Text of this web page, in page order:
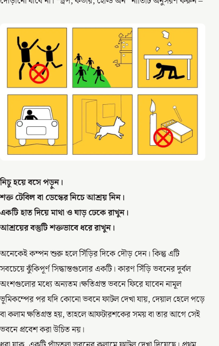
নিচু হয়ে বসে পড়ুন।
শক্ত টেবিল বা ডেস্কের নিচে আশ্রয় নিন।
একটি হাত দিয়ে মাথা ও ঘাড় ঢেকে রাখুন।
আশ্রয়ের বস্তুটি শক্তভাবে ধরে রাখুন।
অনেকেই কম্পন শুরু হলে সিঁড়ির দিকে দৌড় দেন। কিন্তু এটি
সবচেয়ে ঝুঁকিপূর্ণ সিদ্ধান্তগুলোর একটি। কারণ সিঁড়ি ভবনের দুর্বল
অংশগুলোর মধ্যে অন্যতম।ক্ষতিগ্রস্ত ভবনে ফিরে যাবেন নামূল
ভূমিকম্পের পর যদি কোনো ভবনে ফাটল দেখা যায়, দেয়াল হেলে পড়ে
বা কলাম ক্ষতিগ্রস্ত হয়, তাহলে আফটারশকের সময় বা তার আগে সেই
ভবনে প্রবেশ করা উচিত নয়।